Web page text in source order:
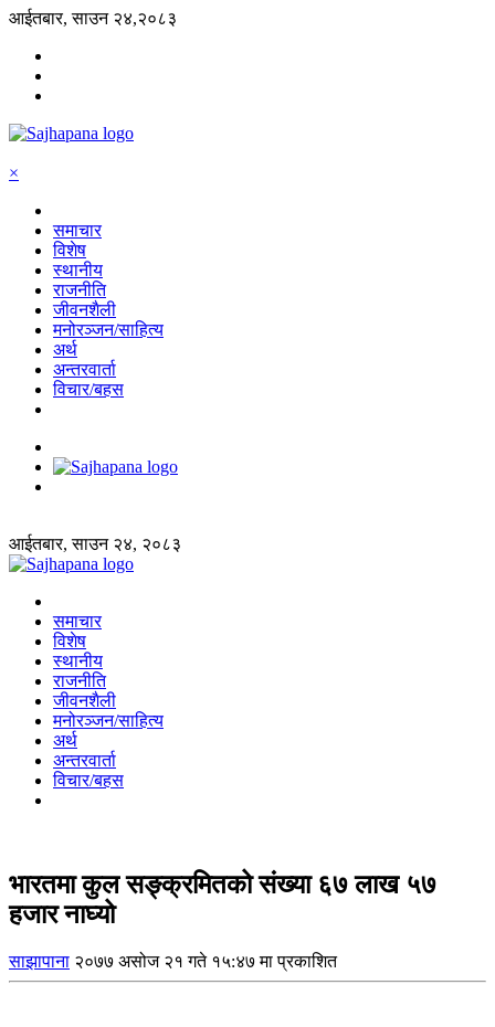
आईतबार, साउन २४,२०८३
×
समाचार
विशेष
स्थानीय
राजनीति
जीवनशैली
मनोरञ्जन/साहित्य
अर्थ
अन्तरवार्ता
विचार/बहस
आईतबार, साउन २४, २०८३
समाचार
विशेष
स्थानीय
राजनीति
जीवनशैली
मनोरञ्जन/साहित्य
अर्थ
अन्तरवार्ता
विचार/बहस
भारतमा कुल सङ्क्रमितको संख्या ६७ लाख ५७
हजार नाघ्यो
साझापाना २०७७ असोज २१ गते १५:४७ मा प्रकाशित